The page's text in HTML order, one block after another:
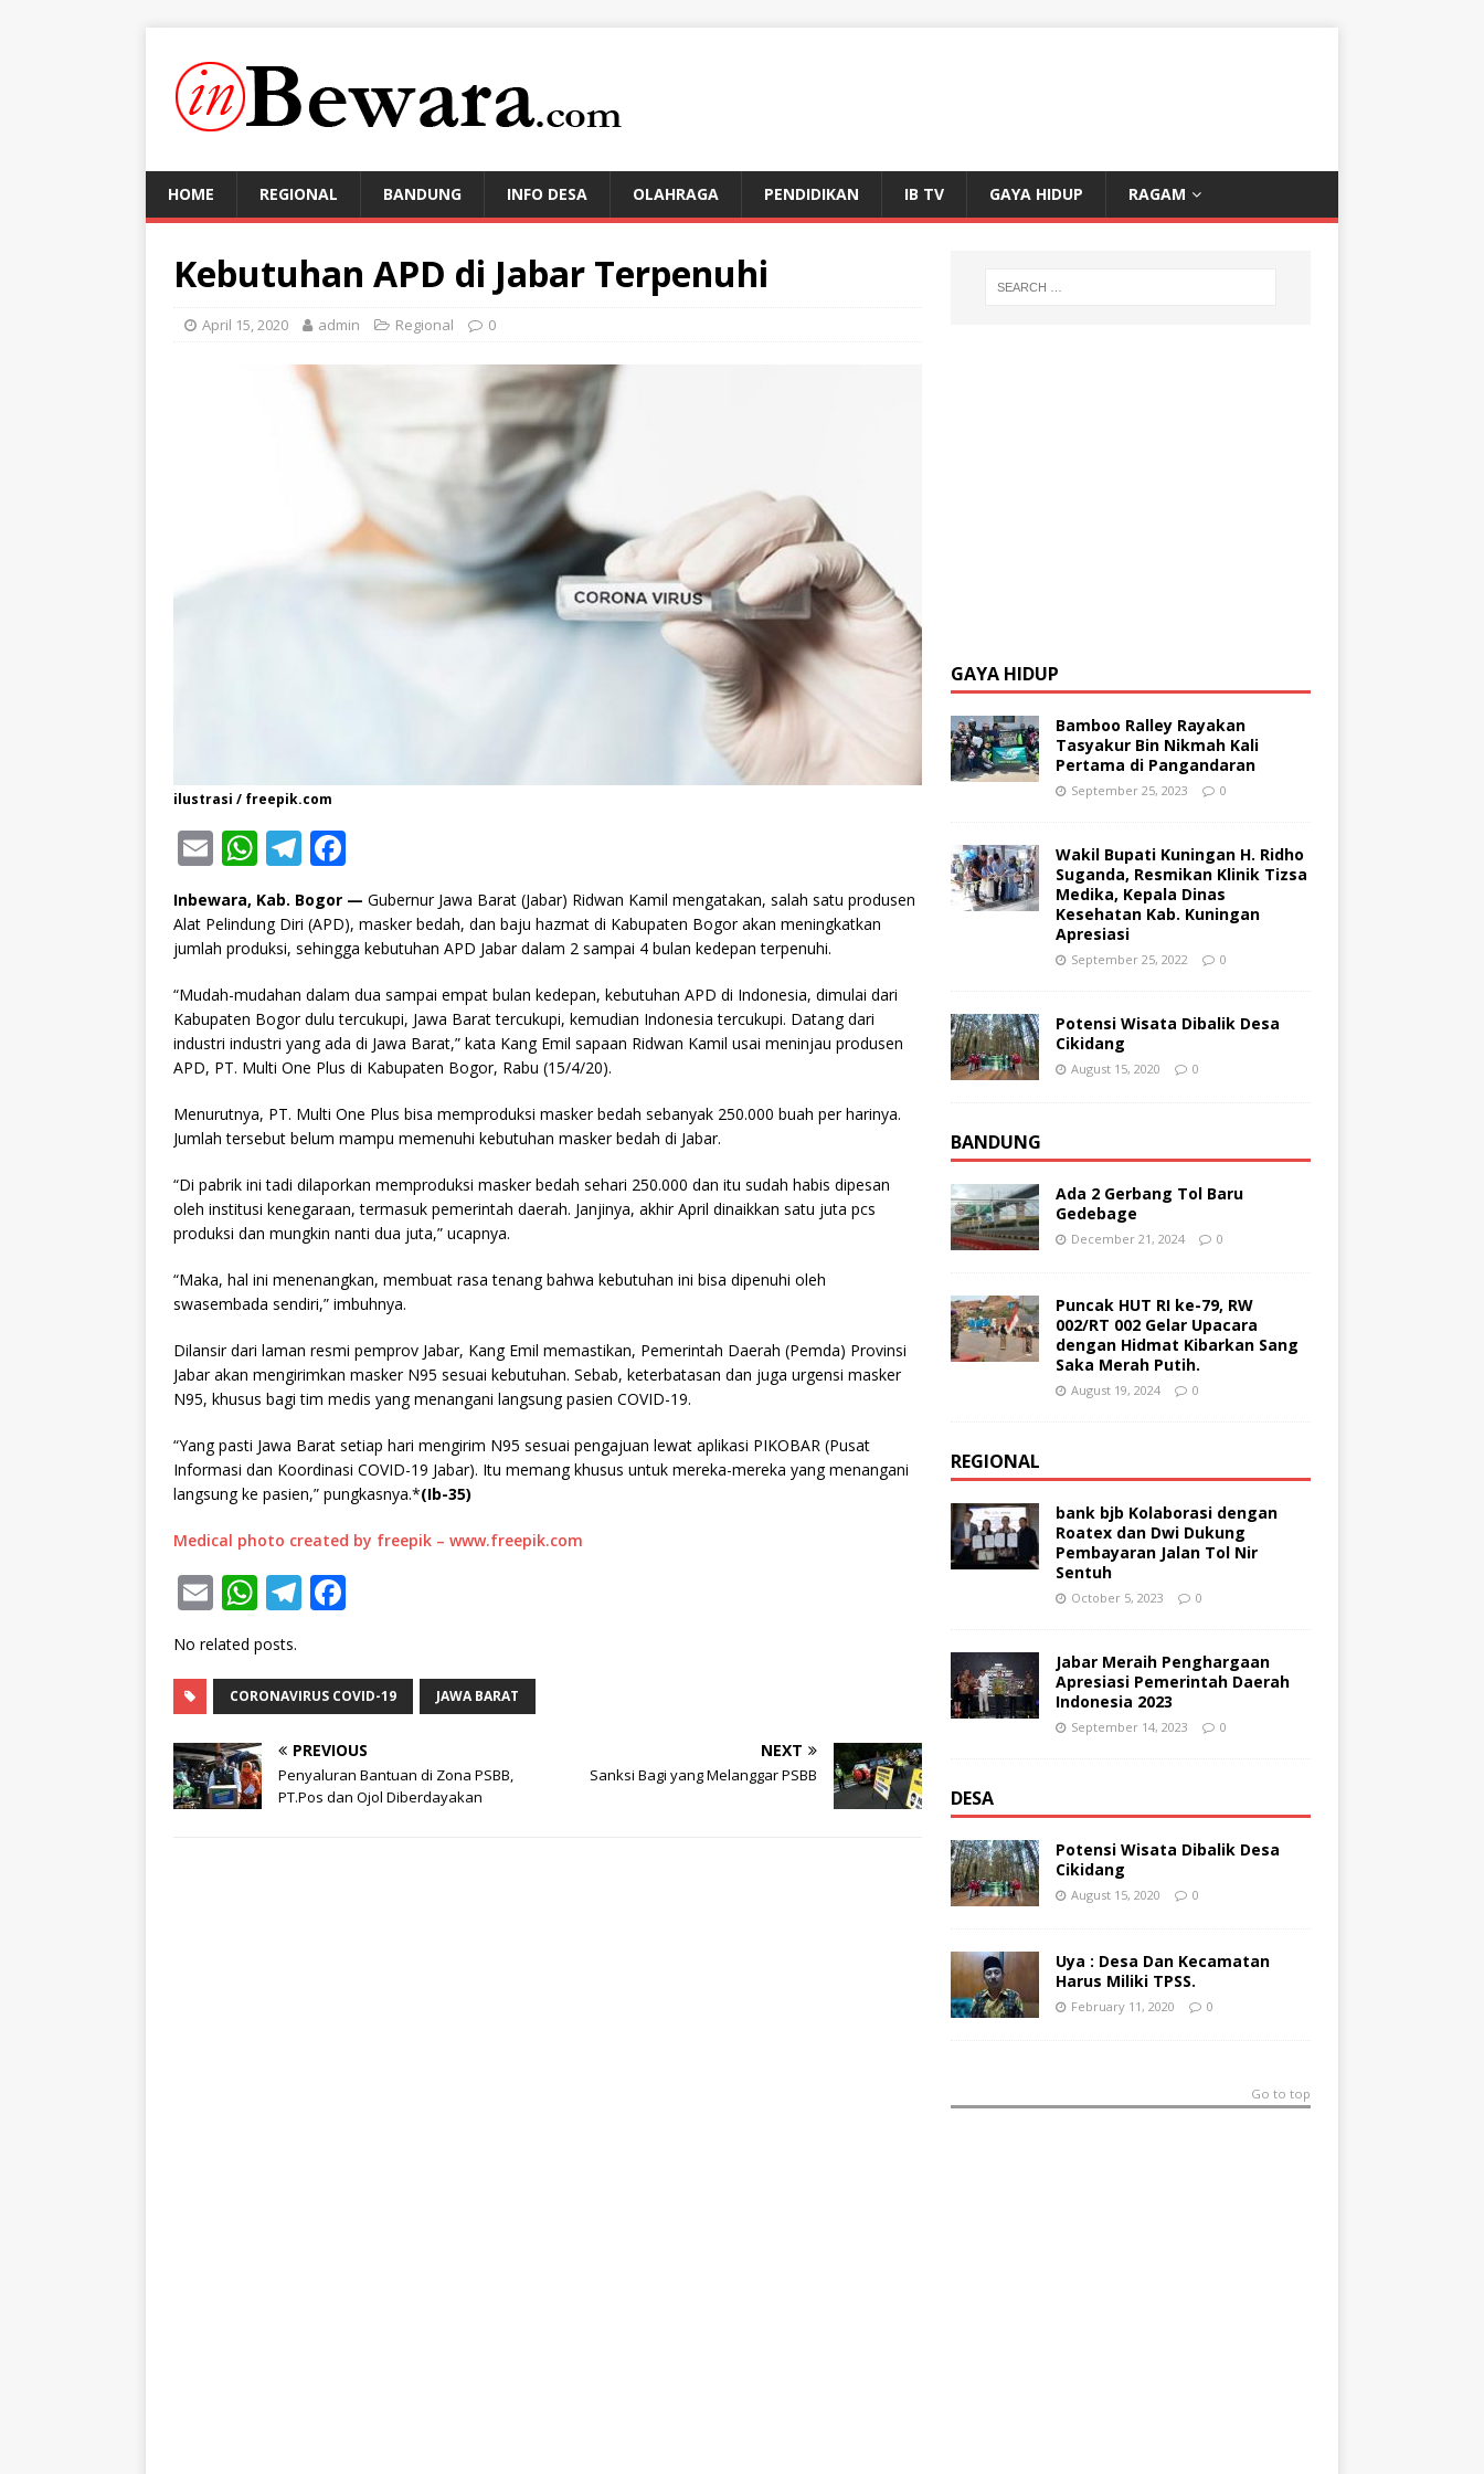
HOME REGIONAL BANDUNG INFO DESA OLAHRAGA PENDIDIKAN IB TV GAYA HIDUP RAGAM
Kebutuhan APD di Jabar Terpenuhi
April 15, 2020 admin Regional 0
ilustrasi / freepik.com
E
ai
l
W
h
at
s
A
p
p
T
el
e
g
ra
m
c
e
b
o
o
Inbewara, Kab. Bogor — Gubernur Jawa Barat (Jabar) Ridwan Kamil mengatakan, salah satu produsen
Alat Pelindung Diri (APD), masker bedah, dan baju hazmat di Kabupaten Bogor akan meningkatkan
jumlah produksi, sehingga kebutuhan APD Jabar dalam 2 sampai 4 bulan kedepan terpenuhi.
“Mudah-mudahan dalam dua sampai empat bulan kedepan, kebutuhan APD di Indonesia, dimulai dari
Kabupaten Bogor dulu tercukupi, Jawa Barat tercukupi, kemudian Indonesia tercukupi. Datang dari
industri industri yang ada di Jawa Barat,” kata Kang Emil sapaan Ridwan Kamil usai meninjau produsen
APD, PT. Multi One Plus di Kabupaten Bogor, Rabu (15/4/20).
Menurutnya, PT. Multi One Plus bisa memproduksi masker bedah sebanyak 250.000 buah per harinya.
Jumlah tersebut belum mampu memenuhi kebutuhan masker bedah di Jabar.
“Di pabrik ini tadi dilaporkan memproduksi masker bedah sehari 250.000 dan itu sudah habis dipesan
oleh institusi kenegaraan, termasuk pemerintah daerah. Janjinya, akhir April dinaikkan satu juta pcs
produksi dan mungkin nanti dua juta,” ucapnya.
“Maka, hal ini menenangkan, membuat rasa tenang bahwa kebutuhan ini bisa dipenuhi oleh
swasembada sendiri,” imbuhnya.
Dilansir dari laman resmi pemprov Jabar, Kang Emil memastikan, Pemerintah Daerah (Pemda) Provinsi
Jabar akan mengirimkan masker N95 sesuai kebutuhan. Sebab, keterbatasan dan juga urgensi masker
N95, khusus bagi tim medis yang menangani langsung pasien COVID-19.
“Yang pasti Jawa Barat setiap hari mengirim N95 sesuai pengajuan lewat aplikasi PIKOBAR (Pusat
Informasi dan Koordinasi COVID-19 Jabar). Itu memang khusus untuk mereka-mereka yang menangani
langsung ke pasien,” pungkasnya.*(Ib-35)
Medical photo created by freepik – www.freepik.com
E
m
ai
W
at
s
A
p
p
T
g
ra
m
e
b
o
o
No related posts.
CORONAVIRUS COVID-19 JAWA BARAT
PREVIOUS
Penyaluran Bantuan di Zona PSBB,
PT.Pos dan Ojol Diberdayakan
NEXT
Sanksi Bagi yang Melanggar PSBB
GAYA HIDUP
Bamboo Ralley Rayakan
Tasyakur Bin Nikmah Kali
Pertama di Pangandaran
September 25, 2023 0
Wakil Bupati Kuningan H. Ridho
Suganda, Resmikan Klinik Tizsa
Medika, Kepala Dinas
Kesehatan Kab. Kuningan
Apresiasi
September 25, 2022 0
Potensi Wisata Dibalik Desa
Cikidang
August 15, 2020 0
BANDUNG
Ada 2 Gerbang Tol Baru
Gedebage
December 21, 2024 0
Puncak HUT RI ke-79, RW
002/RT 002 Gelar Upacara
dengan Hidmat Kibarkan Sang
Saka Merah Putih.
August 19, 2024 0
REGIONAL
bank bjb Kolaborasi dengan
Roatex dan Dwi Dukung
Pembayaran Jalan Tol Nir
Sentuh
October 5, 2023 0
Jabar Meraih Penghargaan
Apresiasi Pemerintah Daerah
Indonesia 2023
September 14, 2023 0
DESA
Potensi Wisata Dibalik Desa
Cikidang
August 15, 2020 0
Uya : Desa Dan Kecamatan
Harus Miliki TPSS.
February 11, 2020 0
Go to top